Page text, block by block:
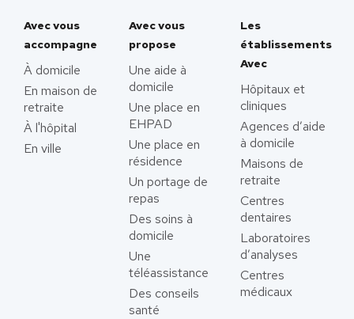
Avec vous
accompagne
À domicile
En maison de
retraite
À l'hôpital
En ville
Avec vous
propose
Une aide à
domicile
Une place en
EHPAD
Une place en
résidence
Un portage de
repas
Des soins à
domicile
Une
téléassistance
Des conseils
santé
Les
établissements
Avec
Hôpitaux et
cliniques
Agences d’aide
à domicile
Maisons de
retraite
Centres
dentaires
Laboratoires
d’analyses
Centres
médicaux